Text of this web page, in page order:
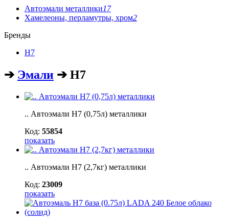
Автоэмали металлики17
Хамелеоны, перламутры, хром2
Бренды
H7
➔ Эмали ➔ H7
.. Автоэмали H7 (0,75л) металлики
Код: 55854
показать
.. Автоэмали H7 (2,7кг) металлики
Код: 23009
показать